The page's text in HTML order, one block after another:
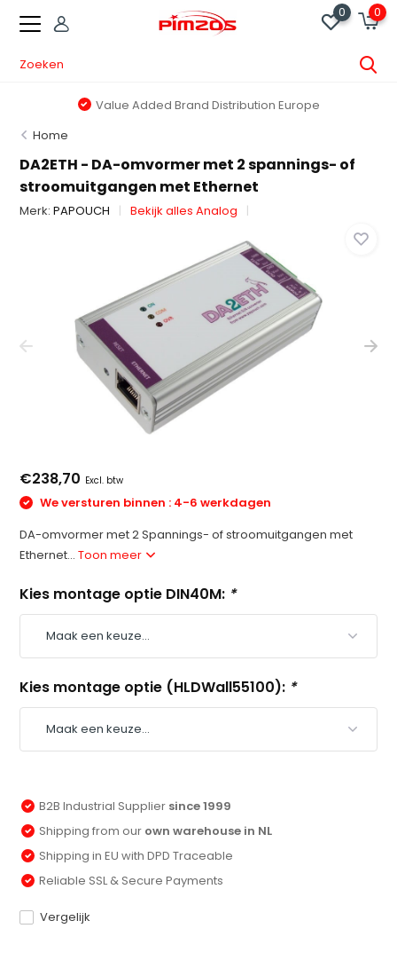
0 0
Value Added Brand Distribution Europe
Home
DA2ETH - DA-omvormer met 2 spannings- of
stroomuitgangen met Ethernet
Merk:PAPOUCH Bekijk alles Analog
€238,70 Excl. btw
We versturen binnen : 4-6 werkdagen
DA-omvormer met 2 Spannings- of stroomuitgangen met
Ethernet...Toon meer
Kies montage optie DIN40M: *
Kies montage optie (HLDWall55100): *
B2B Industrial Supplier since 1999
Shipping from our own warehouse in NL
Shipping in EU with DPD Traceable
Reliable SSL & Secure Payments
Vergelijk